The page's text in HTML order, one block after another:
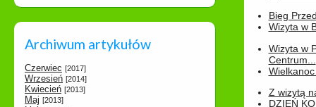
Archiwum artykułów
Czerwiec [2017]
Wrzesień [2014]
Kwiecień [2013]
Maj [2013]
Bieg
Wizyta w
Wizyta w
Centrum...
Z wizytą
DZIEŃ